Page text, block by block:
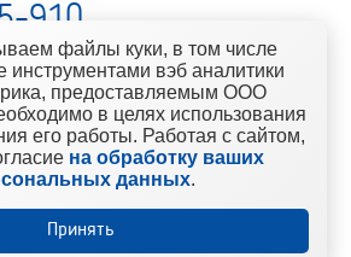
910
53
магазина
Сеть магазинов строительно-
файлы куки, в том числе
инструментами вэб аналитики
предоставляемым ООО
в целях использования
его работы. Работая с сайтом,
на обработку ваших
данных.
Принять